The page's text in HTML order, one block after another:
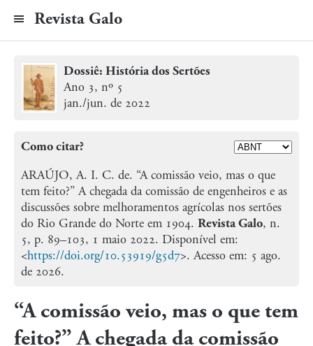
Revista Galo
Dossiê: História dos Sertões
Ano 3, nº 5
jan./jun. de 2022
Como citar?
ARAÚJO, A. I. C. de. “A comissão veio, mas o que
tem feito?” A chegada da comissão de engenheiros e as
discussões sobre melhoramentos agrícolas nos sertões
do Rio Grande do Norte em 1904.Revista Galo, n.
5, p. 89–103, 1 maio 2022. Disponível em:
<https://doi.org/10.53919/g5d7>. Acesso em: 5 ago.
de 2026.
“A comissão veio, mas o que tem
feito?” A chegada da comissão